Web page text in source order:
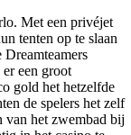
Met een privéjet
tenten op te slaan
er een groot
gold het hetzelfde
de spelers het zelf
van het zwembad bij